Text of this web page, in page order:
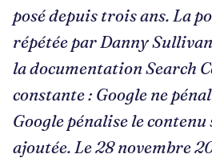
posé depuis trois ans. La
répétée par Danny
la documentation Search
constante : Google ne
Google pénalise le
ajoutée. Le 28 novembre